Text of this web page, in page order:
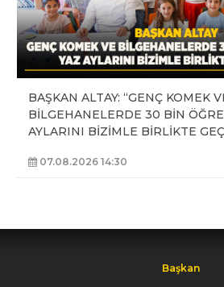
BAŞKAN ALTAY: “GENÇ KOMEK
BİLGEHANELERDE 30 BİN
AYLARINI BİZİMLE BİRLİKTE
07.08.2026 14:30
Başkan